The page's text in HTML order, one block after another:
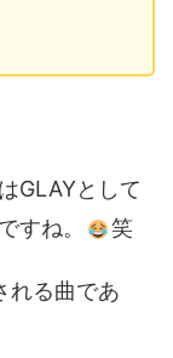
GLAYとして
すね。
笑
れる曲であ